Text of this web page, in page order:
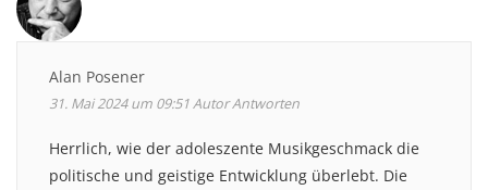
Alan Posener
31. Mai 2024 um 09:51AutorAntworten
Herrlich, wie der adoleszente Musikgeschmack die
politische und geistige Entwicklung überlebt. Die